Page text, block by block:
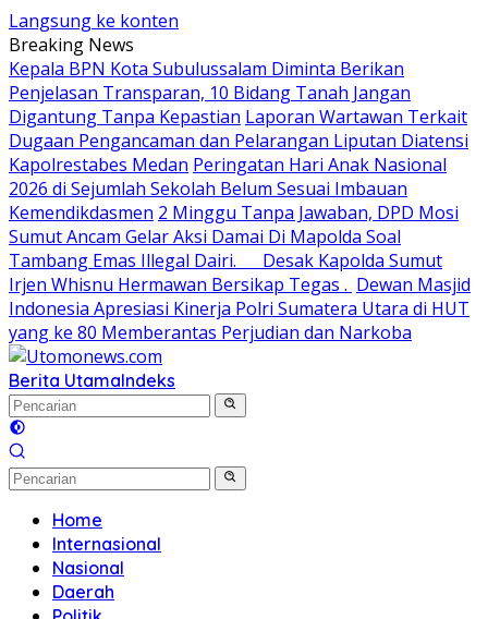
Langsung ke konten
Breaking News
Kepala BPN Kota Subulussalam Diminta Berikan
Penjelasan Transparan, 10 Bidang Tanah Jangan
Digantung Tanpa Kepastian Laporan Wartawan Terkait
Dugaan Pengancaman dan Pelarangan Liputan Diatensi
Kapolrestabes Medan Peringatan Hari Anak Nasional
2026 di Sejumlah Sekolah Belum Sesuai Imbauan
Kemendikdasmen 2 Minggu Tanpa Jawaban, DPD Mosi
Sumut Ancam Gelar Aksi Damai Di Mapolda Soal
Tambang Emas Illegal Dairi. Desak Kapolda Sumut
Irjen Whisnu Hermawan Bersikap Tegas . Dewan Masjid
Indonesia Apresiasi Kinerja Polri Sumatera Utara di HUT
yang ke 80 Memberantas Perjudian dan Narkoba
Berita UtamaIndeks
Home
Internasional
Nasional
Daerah